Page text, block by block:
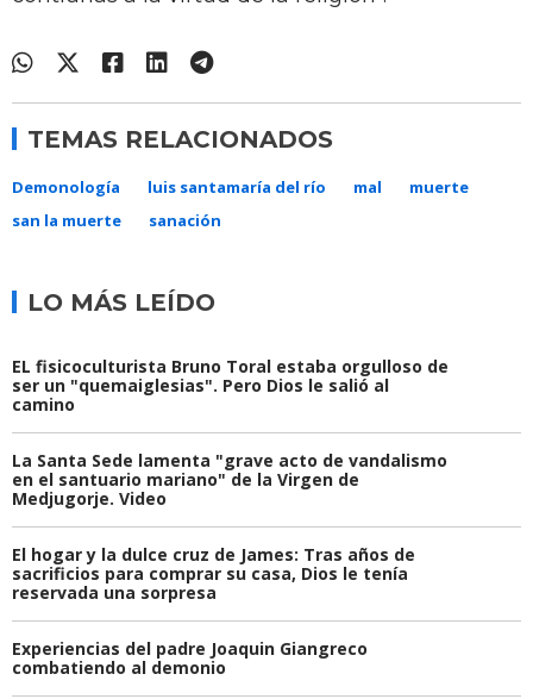
TEMAS RELACIONADOS
Demonología luis santamaría del río mal
muerte
san la muerte
sanación
LO MÁS LEÍDO
EL fisicoculturista Bruno Toral estaba orgulloso de
ser un "quemaiglesias". Pero Dios le salió al
camino
La Santa Sede lamenta "grave acto de vandalismo
en el santuario mariano" de la Virgen de
Medjugorje. Video
El hogar y la dulce cruz de James: Tras años de
sacrificios para comprar su casa, Dios le tenía
reservada una sorpresa
Experiencias del padre Joaquin Giangreco
combatiendo al demonio